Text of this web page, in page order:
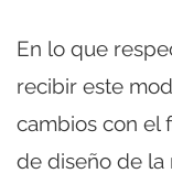
En lo que
recibir este
cambios con el
de diseño de la